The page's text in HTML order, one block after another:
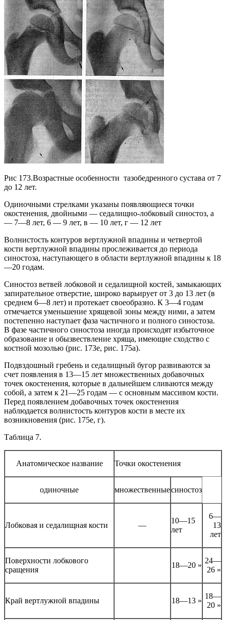
Рис 173.Возрастные особенности тазобедренного сустава от 7
до 12 лет.
Одиночными стрелками указаны появляющиеся точки
окостенения, двойными — седалищно-лобковый синостоз, а
— 7—8 лет, 6 — 9 лет, в — 10 лет, г — 12 лет
Волнистость контуров вертлужной впадины и четвертой
кости вертлужной впадины прослеживается до периода
синостоза, наступающего в области вертлужной впадины к 18
—20 годам.
Синостоз ветвей лобковой и седалищной костей, замыкающих
запирательное отверстие, широко варьирует от 3 до 13 лет (в
среднем 6—8 лет) и протекает своеобразно. К 3—4 годам
отмечается уменьшение хрящевой зоны между ними, а затем
постепенно наступает фаза частичного и полного синостоза.
В фазе частичного синостоза иногда происходят избыточное
образование и обызвествление хряща, имеющие сходство с
костной мозолью (рис. 173е, рис. 175а).
Подвздошный гребень и седалищный бугор развиваются за
счет появления в 13—15 лет множественных добавочных
точек окостенения, которые в дальнейшем сливаются между
собой, а затем к 21—25 годам — с основным массивом кости.
Перед появлением добавочных точек окостенения
наблюдается волнистость контуров кости в месте их
возникновения (рис. 175е, г).
Таблица 7.
Анатомическое название Точки окостенения
одиночные множественныесиностоз
Лобковая и седалищная кости —
10—15
лет
6—
13
лет
Поверхности лобкового
сращения
18—20 »
24—
26 »
Край вертлужной впадины 18—13 »
18—
20 »